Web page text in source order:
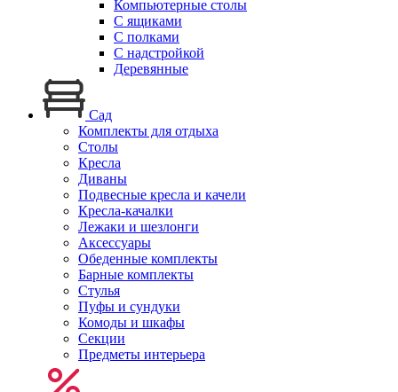
Компьютерные столы
С ящиками
С полками
С надстройкой
Деревянные
Сад
Комплекты для отдыха
Столы
Кресла
Диваны
Подвесные кресла и качели
Кресла-качалки
Лежаки и шезлонги
Аксессуары
Обеденные комплекты
Барные комплекты
Стулья
Пуфы и сундуки
Комоды и шкафы
Секции
Предметы интерьера